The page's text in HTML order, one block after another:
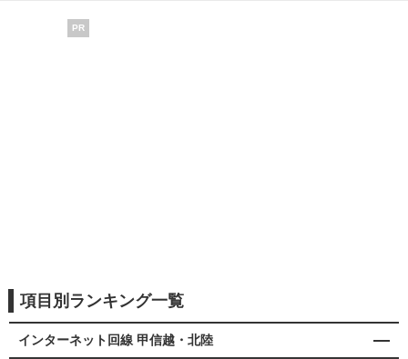
PR
項目別ランキング一覧
インターネット回線 甲信越・北陸